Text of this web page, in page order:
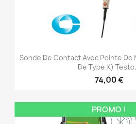
Sonde De Contact Avec Pointe De
De Type K)
74,00 €
PROMO !